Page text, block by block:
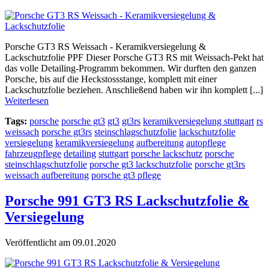
Porsche GT3 RS Weissach - Keramikversiegelung &
Lackschutzfolie PPF Dieser Porsche GT3 RS mit Weissach-Pekt hat
das volle Detailing-Programm bekommen. Wir durften den ganzen
Porsche, bis auf die Heckstossstange, komplett mit einer
Lackschutzfolie beziehen. Anschließend haben wir ihn komplett [...]
Weiterlesen
Tags: porsche porsche gt3 gt3 gt3rs keramikversiegelung stuttgart rs
weissach porsche gt3rs steinschlagschutzfolie lackschutzfolie
versiegelung keramikversiegelung aufbereitung autopflege
fahrzeugpflege detailing stuttgart porsche lackschutz porsche
steinschlagschutzfolie porsche gt3 lackschutzfolie porsche gt3rs
weissach aufbereitung porsche gt3 pflege
Porsche 991 GT3 RS Lackschutzfolie &
Versiegelung
Veröffentlicht am 09.01.2020